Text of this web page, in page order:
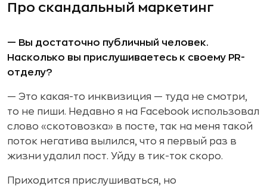
Про скандальный маркетинг
— Вы достаточно публичный человек.
Насколько вы прислушиваетесь к своему PR-
отделу?
— Это какая-то инквизиция — туда не смотри,
то не пиши. Недавно я на Facebook использовал
слово «скотовозка» в посте, так на меня такой
поток негатива вылился, что я первый раз в
жизни удалил пост. Уйду в тик-ток скоро.
Приходится прислушиваться, но